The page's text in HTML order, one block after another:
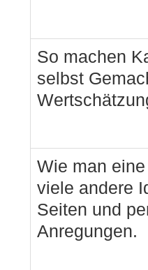
So machen
selbst
Wie man
viele andere
Seiten und
Anregungen.